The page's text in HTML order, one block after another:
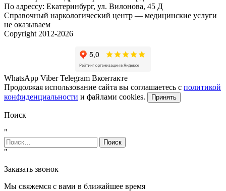
По адрессу: Екатеринбург, ул. Вилонова, 45 Д
Справочный наркологический центр — медицинские услуги
не оказываем
Copyright 2012-2026
WhatsApp Viber Telegram Вконтакте
Продолжая использование сайта вы соглашаетесь с политикой
конфиденциальности и файлами cookies. Принять
Поиск
"
Найти:
"
Заказать звонок
Мы свяжемся с вами в ближайшее время